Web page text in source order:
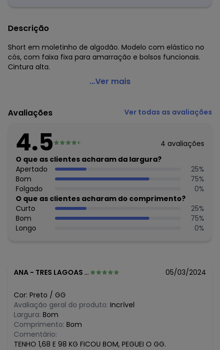
Descrição
Short em moletinho de algodão. Modelo com elástico no
cós, com faixa fixa para amarração e bolsos funcionais.
Cintura alta.
Moda Pop - Short Xadrez Preto com Bolsos e
Código do produto: 3603780
Modelagem: Solto
Complemento: Bolsos; detalhe para amarrar; elástico
Tecido: Moletinho sem pelucia
Composição: Conforme imagem etiqueta
Histórico de preços
O preço apresentado abaixo é o menor oferecido em
algum dia do mês, para o menor tamanho disponível.
agosto/2026
N/D*
julho/2026 N/D*
junho/2026 R$ 36,99
fevereiro/2026 N/D*
...Ver mais
Avaliações Ver todas as avaliações
4.5 4 avaliações
O que as clientes acharam da largura?
Apertado
25%
Bom
75%
Folgado
0%
O que as clientes acharam do comprimento?
Curto
25%
Bom
75%
Longo
0%
ANA - TRES LAGOAS - MS 05/03/2024
Cor: Preto / GG
Avaliação geral do produto: Incrível
Largura: Bom
Comprimento: Bom
Comentário:
TENHO 1,68 E 98 KG FICOU BOM, PEGUEI O GG.